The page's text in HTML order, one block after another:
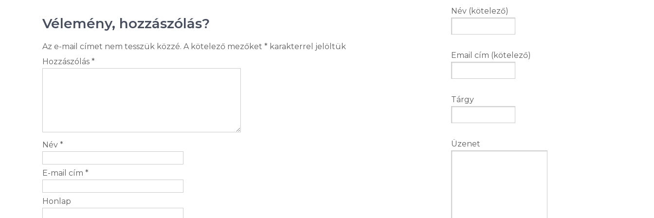
Vélemény, hozzászólás?
Az e-mail címet nem tesszük közzé. A kötelező mezőket * karakterrel jelöltük
Hozzászólás *
Név *
E-mail cím *
Honlap
Név (kötelező)
Email cím (kötelező)
Tárgy
Üzenet